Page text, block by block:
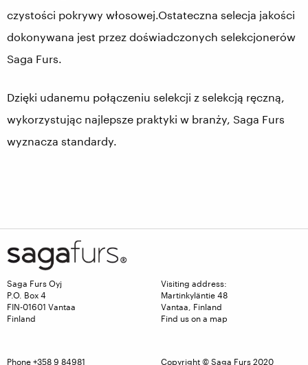
czystości pokrywy włosowej.Ostateczna selecja jakości
dokonywana jest przez doświadczonych selekcjonerów
Saga Furs.
Dzięki udanemu połączeniu selekcji z selekcją ręczną,
wykorzystując najlepsze praktyki w branży, Saga Furs
wyznacza standardy.
Saga Furs Oyj
P.O. Box 4
FIN-01601 Vantaa
Finland
Visiting address:
Martinkyläntie 48
Vantaa, Finland
Find us on a map
Phone +358 9 84981 Copyright © Saga Furs 2020